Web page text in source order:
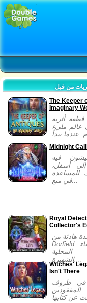
The Keeper
Imaginary
أثرية
عالم مليء
Midnight
فيه
إلى أسفل،
للمساعدة
في منع...
Royal
Collector's
هادئة من
Dorfield للتحقيق في اختفاء
الشهيرة....
Witches'
Isn't There
في ظروف